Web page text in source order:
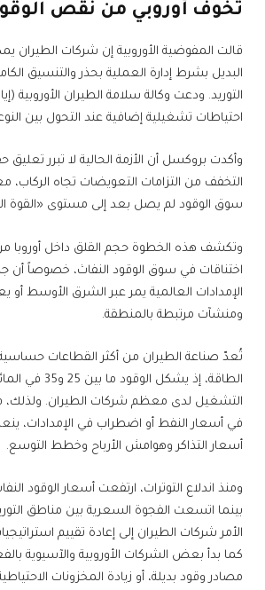
تخوف أوروبي من نقص
قالت المفوضية الأوروبية إن شركات الطيران
البديل بشرط إدارة العملية بحذر والتنسيق
التوريد. ودعت وكالة سلامة الطيران الأوروبية
احتياطات تشغيلية إضافية عند التحول بين
وأكدت بروكسل أن الأزمة الحالية لا تبرر
التخفف من التزامات التعويضات تجاه الركاب،
سوق الوقود لم يصل بعد إلى مستوى «القوة
وتكشف هذه الخطوة حجم القلق داخل أوروبا
اختناقات في سوق الوقود النفاث، خصوصاً أن
الإمدادات العالمية يمر عبر الشرق الأوسط أو
ومنشآت مرتبطة بالمنطقة.
تُعدّ صناعة الطيران من أكثر القطاعات
الطاقة، إذ يشكل
التشغيل لدى معظم شركات الطيران. ولذلك،
في أسعار النفط أو اضطراب في الإمدادات،
أسعار التذاكر وهوامش الأرباح وخطط التوسع.
ومنذ اندلاع التوترات، ارتفعت أسعار الوقود
بينما اتسعت الفجوة السعرية بين مناطق
الأمر شركات الطيران إلى إعادة تقييم
كما بدأ بعض الشركات الأوروبية والآسيوية
مصادر وقود بديلة، أو زيادة المخزونات